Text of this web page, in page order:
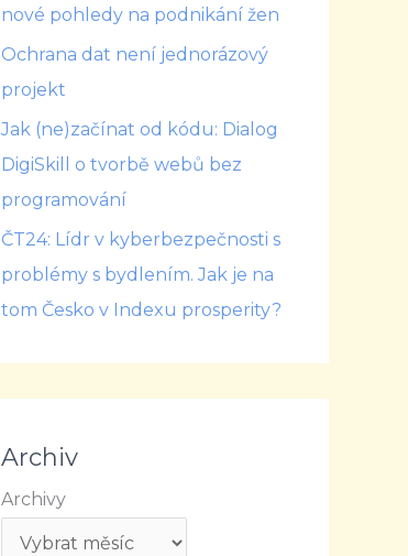
nové pohledy na podnikání žen
Ochrana dat není jednorázový
projekt
Jak (ne)začínat od kódu: Dialog
DigiSkill o tvorbě webů bez
programování
ČT24: Lídr v kyberbezpečnosti s
problémy s bydlením. Jak je na
tom Česko v Indexu prosperity?
Archiv
Archivy